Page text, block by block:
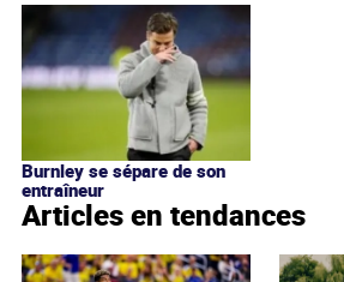
Burnley se sépare de son
entraîneur
Articles en tendances